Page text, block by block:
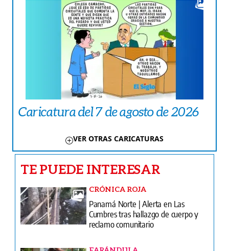
Caricatura del 7 de agosto de 2026
VER OTRAS CARICATURAS
TE PUEDE INTERESAR
CRÓNICA ROJA
Panamá Norte | Alerta en Las
Cumbres tras hallazgo de cuerpo y
reclamo comunitario